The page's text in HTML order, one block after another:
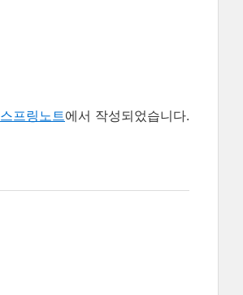
스프링노트에서 작성되었습니다.